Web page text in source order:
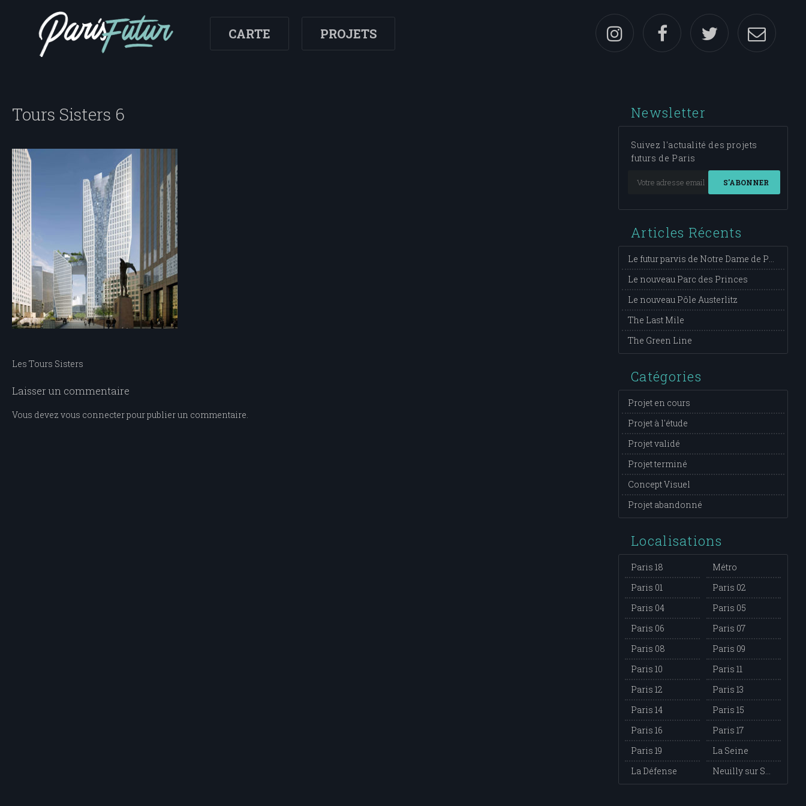
CARTE PROJETS
Tours Sisters 6
Navigation
de
Les Tours Sisters
Laisser un commentaire
Vous devez vous connecterpour publier un commentaire.
Newsletter
Suivez l'actualité des projets
futurs de Paris
S'ABONNER
Articles Récents
Le futur parvis de Notre Dame de Paris
Le nouveau Parc des Princes
Le nouveau Pôle Austerlitz
The Last Mile
The Green Line
Catégories
Projet en cours
Projet à l'étude
Projet validé
Projet terminé
Concept Visuel
Projet abandonné
Localisations
Paris 18
Métro
Paris 01
Paris 02
Paris 04
Paris 05
Paris 06
Paris 07
Paris 08
Paris 09
Paris 10
Paris 11
Paris 12
Paris 13
Paris 14
Paris 15
Paris 16
Paris 17
Paris 19
La Seine
La Défense
Neuilly sur Seine